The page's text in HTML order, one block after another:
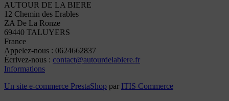
AUTOUR DE LA BIERE
12 Chemin des Erables
ZA De La Ronze
69440 TALUYERS
France
Appelez-nous : 0624662837
Écrivez-nous : contact@autourdelabiere.fr
Informations
Un site e-commerce PrestaShop par ITIS Commerce